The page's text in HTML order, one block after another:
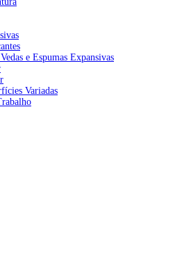
e Espumas Expansivas
Variadas